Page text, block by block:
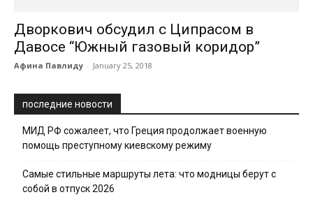
Дворкович обсудил с Ципрасом в
Давосе “Южный газовый коридор”
Афина Павлиду - January 25, 2018
последние новости
МИД РФ сожалеет, что Греция продолжает военную
помощь преступному киевскому режиму
Самые стильные маршруты лета: что модницы берут с
собой в отпуск 2026